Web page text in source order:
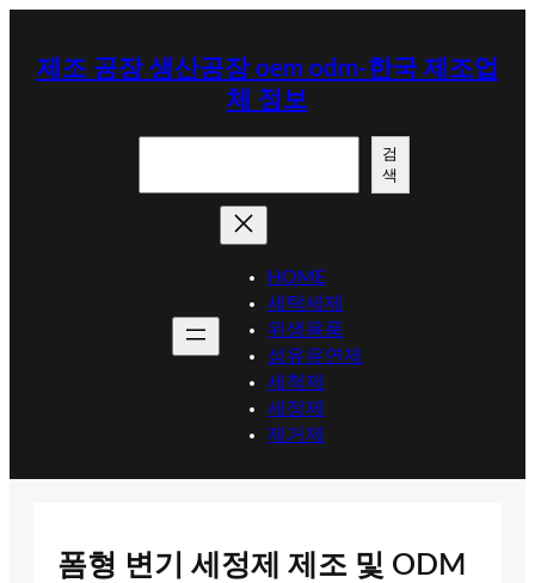
제조 공장 생산공장 oem odm-한국 제조업
체 정보
검
색
HOME
세탁세제
위생용품
섬유유연제
세척제
세정제
제거제
폼형 변기 세정제 제조 및 ODM